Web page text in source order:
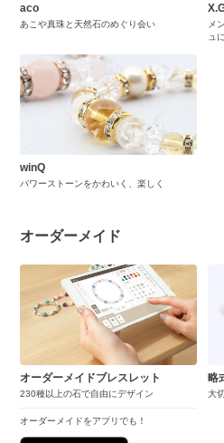
aco
あこや真珠と天然石のめぐり会い
メ
ュに
winQ
パワーストーンをかわいく、楽しく
オーダーメイド
オーダーメイドブレスレット
230種以上の石で自由にデザイン
オーダーメイドをアプリでも！
略
大